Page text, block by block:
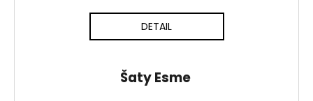
DETAIL
Šaty Esme